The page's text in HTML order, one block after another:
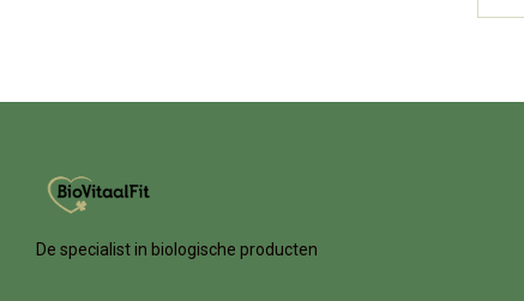
De specialist in biologische producten